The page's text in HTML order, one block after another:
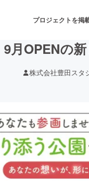
プロジェクトを掲
音楽
ゲーム・サービス開発
書籍・雑誌出版
9月OPENの
株式会社豊田スタ